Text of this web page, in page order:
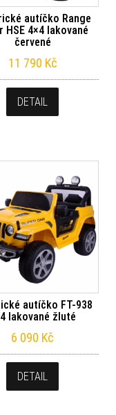
autíčko Range
HSE 4×4 lakované
červené
11 790 Kč
DETAIL
autíčko FT-938
lakované žluté
6 090 Kč
DETAIL